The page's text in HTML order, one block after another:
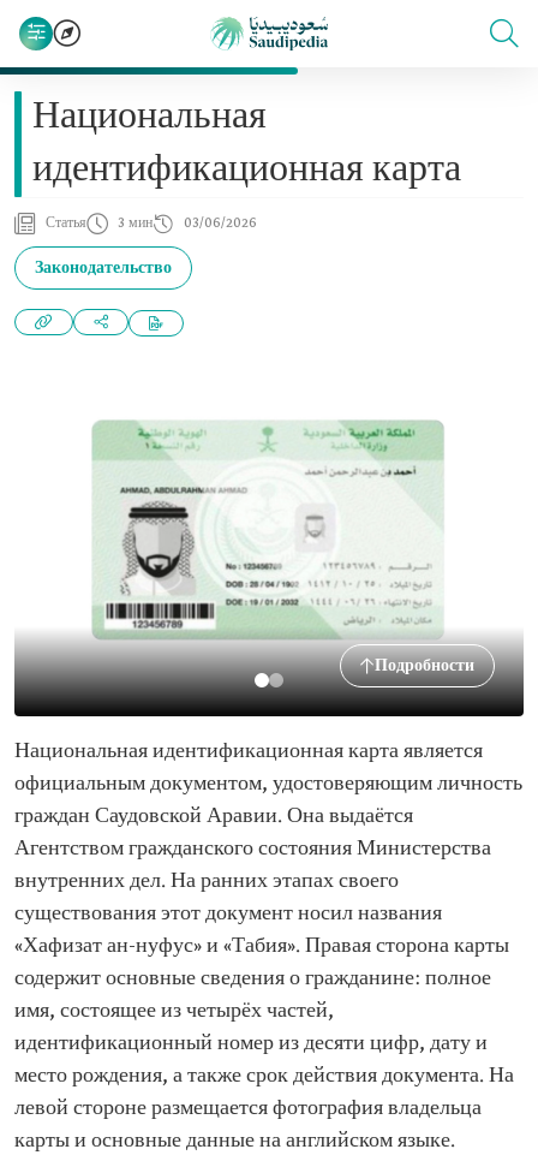
Национальная
идентификационная карта
Статья 3 мин 03/06/2026
Законодательство
Подробности
Национальная идентификационная карта является
официальным документом, удостоверяющим личность
граждан Саудовской Аравии. Она выдаётся
Агентством гражданского состояния Министерства
внутренних дел. На ранних этапах своего
существования этот документ носил названия
«Хафизат ан-нуфус» и «Табия». Правая сторона карты
содержит основные сведения о гражданине: полное
имя, состоящее из четырёх частей,
идентификационный номер из десяти цифр, дату и
место рождения, а также срок действия документа. На
левой стороне размещается фотография владельца
карты и основные данные на английском языке.